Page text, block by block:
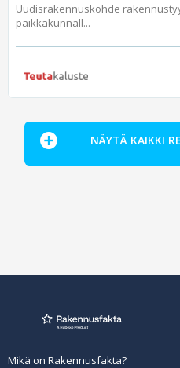
Uudisrakennuskohde
paikkakunnall...
NÄYTÄ KAIKKI
Mikä on Rakennusfakta?